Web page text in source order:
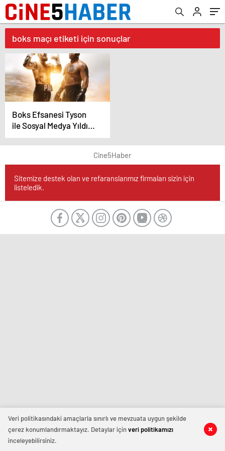
boks maçı etiketi için sonuçlar
Boks Efsanesi Tyson
ile Sosyal Medya Yıldızı
Paul Ringde Karşı
Karşıya
Cine5Haber
Sitemize destek olan ve refaranslarımız firmaları sizin için
listeledik.
Veri politikasındaki amaçlarla sınırlı ve mevzuata uygun şekilde
çerez konumlandırmaktayız. Detaylar içinveri politikamızı
inceleyebilirsiniz.